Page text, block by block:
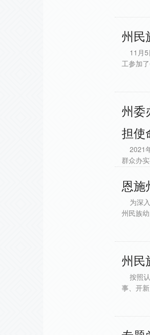
州民
11月5
工参加
州委
担使
2021
群众办
恩施
为深入
州民族
州民
按照认
事、开